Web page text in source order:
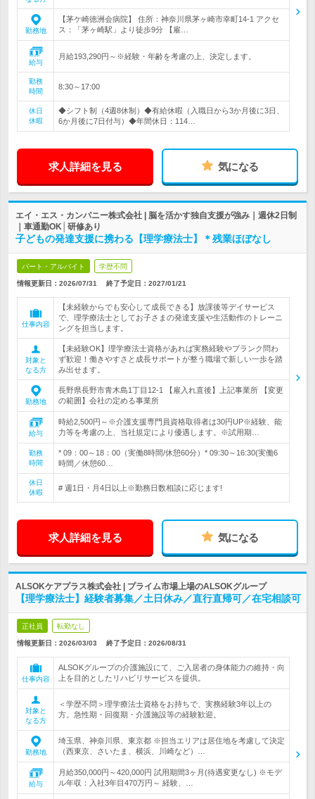
勤務地
【茅ケ崎徳洲会病院】 住所：神奈川県茅ヶ崎市幸町14-1 アクセ
ス：「茅ヶ崎駅」より徒歩9分 【雇…
給与
月給193,290円～※経験・年齢を考慮の上、決定します。
勤務
時間
8:30～17:00
休日
休暇
◆シフト制（4週8休制）◆有給休暇（入職日から3か月後に3日、
6か月後に7日付与）◆年間休日：114…
求人詳細を見る 気になる
エイ・エス・カンパニー株式会社 | 脳を活かす独自支援が強み｜週休2日制
｜車通勤OK│研修あり
子どもの発達支援に携わる【理学療法士】＊残業ほぼなし
パート・アルバイト 学歴不問
情報更新日：2026/07/31 終了予定日： 2027/01/21
仕事内容
【未経験からでも安心して成長できる】放課後等デイサービス
で、理学療法士としてお子さまの発達支援や生活動作のトレーニ
ングを担当します。
対象と
なる方
【未経験OK】理学療法士資格があれば実務経験やブランク問わ
ず歓迎！働きやすさと成長サポートが整う職場で新しい一歩を踏
み出せます。
勤務地
長野県長野市青木島1丁目12‐1 【雇入れ直後】上記事業所 【変更
の範囲】会社の定める事業所
給与
時給2,500円～※介護支援専門員資格取得者は30円UP※経験、能
力等を考慮の上、当社規定により優遇します。※試用期…
勤務
時間
* 09：00～18：00（実働8時間/休憩60分）* 09:30～16:30(実働6
時間／休憩60…
休日
休暇
# 週1日・月4日以上※勤務日数相談に応じます!
求人詳細を見る 気になる
ALSOKケアプラス株式会社 | プライム市場上場のALSOKグループ
【理学療法士】経験者募集／土日休み／直行直帰可／在宅相談可
正社員 転勤なし
情報更新日：2026/03/03 終了予定日： 2026/08/31
仕事内容
ALSOKグループの介護施設にて、ご入居者の身体能力の維持・向
上を目的としたリハビリサービスを提供。
対象と
なる方
＜学歴不問＞理学療法士資格をお持ちで、実務経験3年以上の
方。急性期・回復期・介護施設等の経験歓迎。
勤務地
埼玉県、神奈川県、東京都 ※担当エリアは居住地を考慮して決定
（西東京、さいたま、横浜、川崎など）…
給与
月給350,000円～420,000円 試用期間3ヶ月(待遇変更なし) ※モデ
ル年収：入社3年目470万円～ 経験、…